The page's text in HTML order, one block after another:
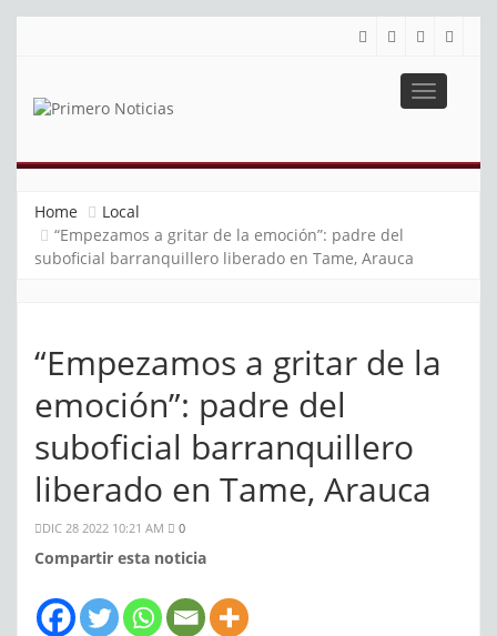
Toggle
Home
Local
“Empezamos a gritar de la emoción”: padre del
suboficial barranquillero liberado en Tame, Arauca
“Empezamos a gritar de la
emoción”: padre del
suboficial barranquillero
liberado en Tame, Arauca
DIC 28 2022 10:21 AM 0
Compartir esta noticia